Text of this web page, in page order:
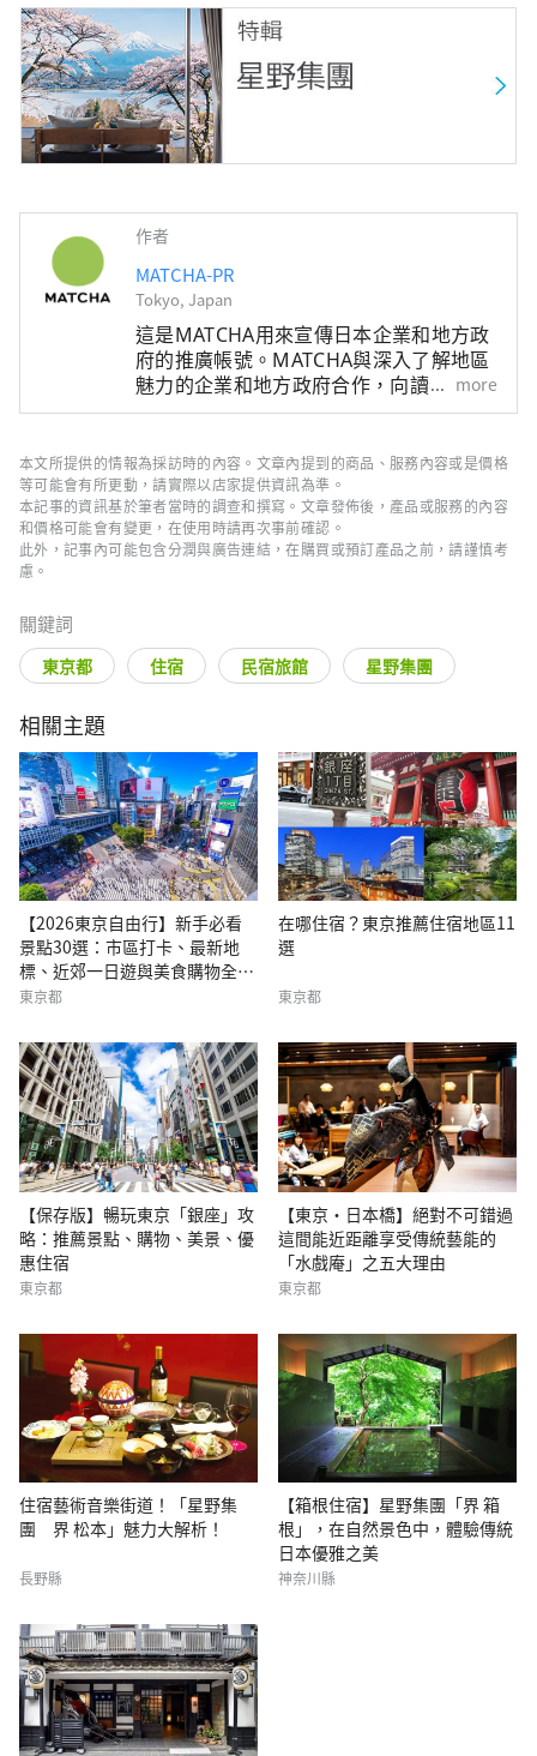
作者
MATCHA-PR
Tokyo, Japan
這是MATCHA用來宣傳日本企業和地方政
府的推廣帳號。MATCHA與深入了解地區
魅力的企業和地方政府合作，向讀者介紹
日本尚未被發現的魅力！同時我們也根據
訊撰寫文章。
more
本文所提供的情報為採訪時的內容。文章內提到的商品、服務內容或是價格
等可能會有所更動，請實際以店家提供資訊為準。
本記事的資訊基於筆者當時的調查和撰寫。文章發佈後，產品或服務的內容
和價格可能會有變更，在使用時請再次事前確認。
此外，記事內可能包含分潤與廣告連結，在購買或預訂產品之前，請謹慎考
慮。
關鍵詞
東京都 住宿 民宿旅館 星野集團
相關主題
【2026東京自由行】新手必看
景點30選：市區打卡、最新地
標、近郊一日遊與美食購物全攻
略
東京都
在哪住宿？東京推薦住宿地區11
選
東京都
【保存版】暢玩東京「銀座」攻
略：推薦景點、購物、美景、優
惠住宿
東京都
【東京・日本橋】絕對不可錯過
這間能近距離享受傳統藝能的
「水戲庵」之五大理由
東京都
住宿藝術音樂街道！「星野集
團 界 松本」魅力大解析！
長野縣
【箱根住宿】星野集團「界 箱
根」，在自然景色中，體驗傳統
日本優雅之美
神奈川縣